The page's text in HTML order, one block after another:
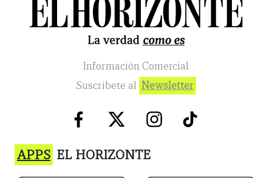
Información Comercial
Suscribete al Newsletter
APPS EL HORIZONTE